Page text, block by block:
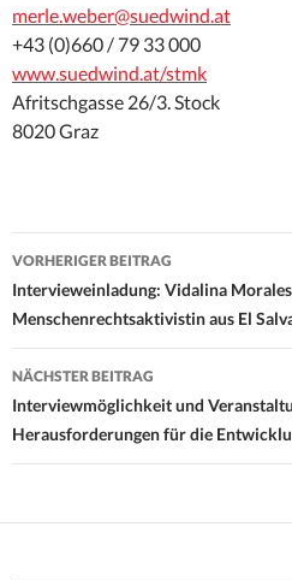
merle.weber@suedwind.at
+43 (0)660 / 79 33 000
www.suedwind.at/stmk
Afritschgasse 26/3. Stock
8020 Graz
Beitrags-
Navigation
VORHERIGER BEITRAG
Intervieweinladung: Vidalina
Menschenrechtsaktivistin aus El
NÄCHSTER BEITRAG
Interviewmöglichkeit und
Herausforderungen für die